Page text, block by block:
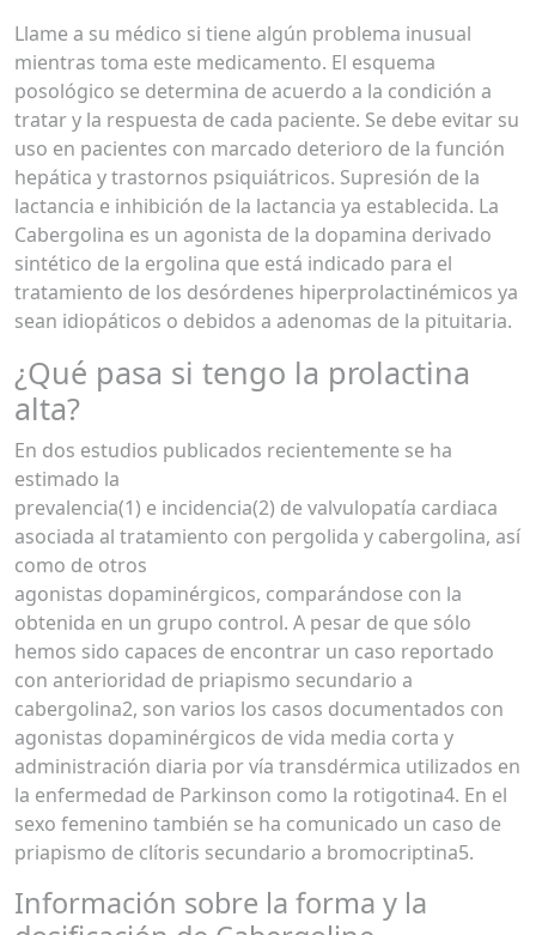
Llame a su médico si tiene algún problema inusual
mientras toma este medicamento. El esquema
posológico se determina de acuerdo a la condición a
tratar y la respuesta de cada paciente. Se debe evitar su
uso en pacientes con marcado deterioro de la función
hepática y trastornos psiquiátricos. Supresión de la
lactancia e inhibición de la lactancia ya establecida. La
Cabergolina es un agonista de la dopamina derivado
sintético de la ergolina que está indicado para el
tratamiento de los desórdenes hiperprolactinémicos ya
sean idiopáticos o debidos a adenomas de la pituitaria.
¿Qué pasa si tengo la prolactina
alta?
En dos estudios publicados recientemente se ha
estimado la
prevalencia(1) e incidencia(2) de valvulopatía cardiaca
asociada al tratamiento con pergolida y cabergolina, así
como de otros
agonistas dopaminérgicos, comparándose con la
obtenida en un grupo control. A pesar de que sólo
hemos sido capaces de encontrar un caso reportado
con anterioridad de priapismo secundario a
cabergolina2, son varios los casos documentados con
agonistas dopaminérgicos de vida media corta y
administración diaria por vía transdérmica utilizados en
la enfermedad de Parkinson como la rotigotina4. En el
sexo femenino también se ha comunicado un caso de
priapismo de clítoris secundario a bromocriptina5.
Información sobre la forma y la